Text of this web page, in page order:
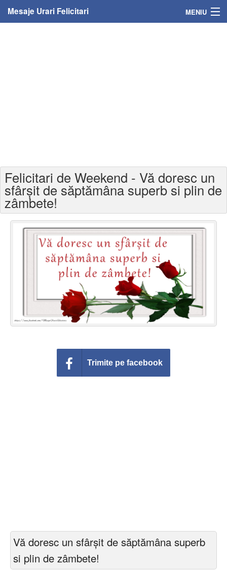
Mesaje Urari Felicitari MENIU
Felicitari varsta
Felicitari zilele anului
Felicitari zile saptamana
Felicitari muzicale
Felicitari muzicale personalizate
Felicitari animate
Invitatii personalizate
Felicitari de Weekend - Vă doresc un
sfârșit de săptămâna superb si plin de
zâmbete!
Trimite pe facebook
Vă doresc un sfârșit de săptămâna superb
si plin de zâmbete!